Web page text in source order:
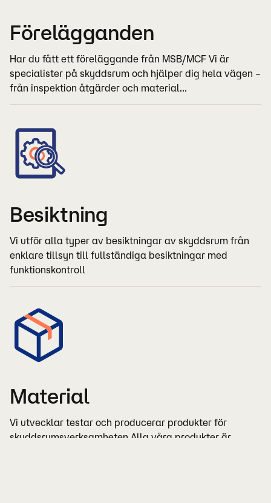
Förelägganden
Har du fått ett föreläggande från MSB/MCF Vi är
specialister på skyddsrum och hjälper dig hela vägen –
från inspektion åtgärder och material...
Besiktning
Vi utför alla typer av besiktningar av skyddsrum från
enklare tillsyn till fullständiga besiktningar med
funktionskontroll
Material
Vi utvecklar testar och producerar produkter för
skyddsrumsverksamheten Alla våra produkter är